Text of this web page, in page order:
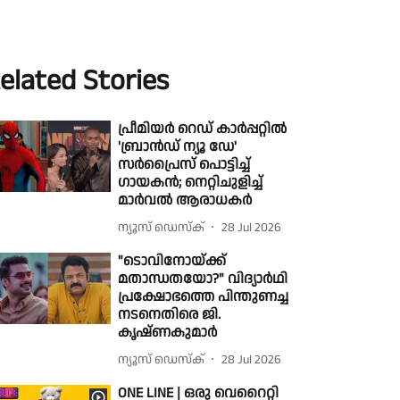
Stories
പ്രീമിയർ റെഡ് കാർപ്പറ്റിൽ
'ബ്രാൻഡ് ന്യൂ ഡേ'
സർപ്രൈസ് പൊട്ടിച്ച്
ഗായകൻ; നെറ്റിചുളിച്ച്
മാർവൽ ആരാധകർ
ന്യൂസ് ഡെസ്ക് 28 Jul 2026
"ടൊവിനോയ്‌ക്ക്
മതാന്ധതയോ?" വിദ്യാർഥി
പ്രക്ഷോഭത്തെ പിന്തുണച്ച
നടനെതിരെ ജി.
കൃഷ്ണകുമാർ
ന്യൂസ് ഡെസ്ക് 28 Jul 2026
ONE LINE | ഒരു വെറൈറ്റി